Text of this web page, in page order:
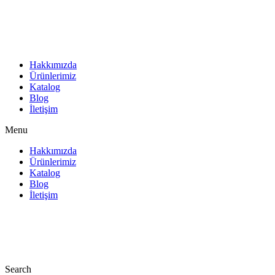
Hakkımızda
Ürünlerimiz
Katalog
Blog
İletişim
Menu
Hakkımızda
Ürünlerimiz
Katalog
Blog
İletişim
Search